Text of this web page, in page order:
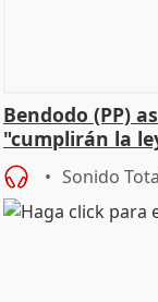
Bendodo (PP)
"cumplirán la
Sonido